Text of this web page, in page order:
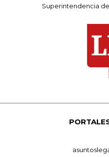
Superintendencia